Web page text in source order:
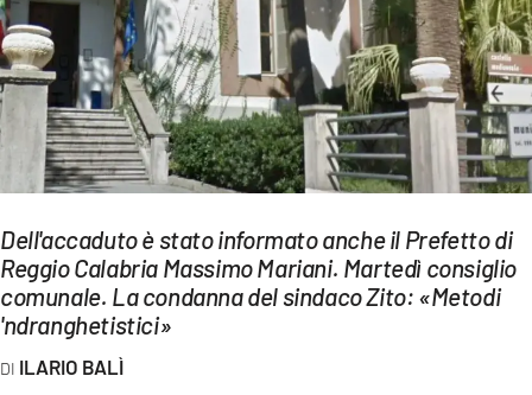
ECONOMIA E LAVORO
EVENTI
SPORT
Streaming
LAC TV
LAC NETWORK
LAC ONAIR
Dell'accaduto è stato informato anche il Prefetto di
Reggio Calabria Massimo Mariani. Martedì consiglio
comunale. La condanna del sindaco Zito: «Metodi
'ndranghetistici»
ILARIO BALÌ